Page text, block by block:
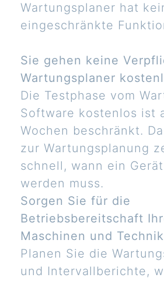
Wartungsplaner hat
eingeschränkte
Sie gehen keine
Wartungsplaner
Die Testphase vom
Software kostenlos ist
Wochen beschränkt.
zur Wartungsplanung
schnell, wann ein
werden muss.
Sorgen Sie für die
Betriebsbereitschaft
Maschinen und Technik
Planen Sie die
und Intervallberichte,